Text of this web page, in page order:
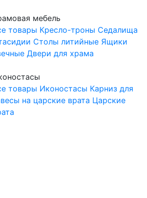
мебель
товары Кресло-троны Седалища
Столы литийные Ящики
Двери для храма
товары Иконостасы Карниз для
на царские врата Царские